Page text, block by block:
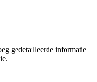
gedetailleerde informatie